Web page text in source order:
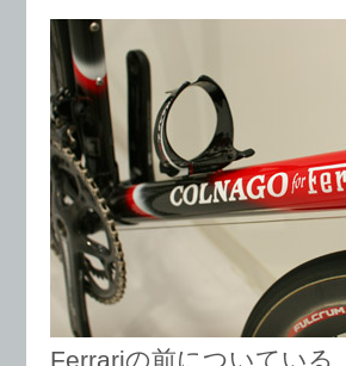
Ferrariの前についている